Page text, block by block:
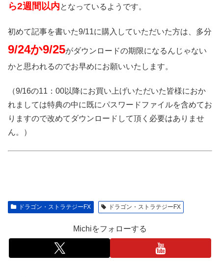
ら2週間以内となっているようです。
初めて記事を書いた9/11に購入していただいた方は、多分
9/24か9/25がダウンロードの期限になるんじゃない
かと思われるのでお早めにお願いいたします。
（9/16の11：00以降にお買い上げいただいた皆様におか
れましては特典の中に既にパスワードファイルを含めてお
りますので改めてダウンロードして頂く必要はありませ
ん。）
ドラゴン・ストラテジーFX ドラゴン・ストラテジーFX
Michiをフォローする